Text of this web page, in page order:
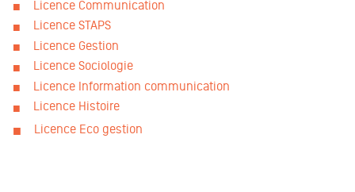
Licence Communication
Licence STAPS
Licence Gestion
Licence Sociologie
Licence Information communication
Licence Histoire
Licence Eco gestion